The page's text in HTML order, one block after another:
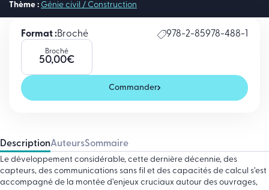
Thème : Génie civil / Construction
Format :Broché 978-2-85978-488-1
Broché
50,00€
Commander
DescriptionAuteursSommaire
Le développement considérable, cette dernière décennie, des
capteurs, des communications sans fil et des capacités de calcul s’est
accompagné de la montée d’enjeux cruciaux autour des ouvrages,